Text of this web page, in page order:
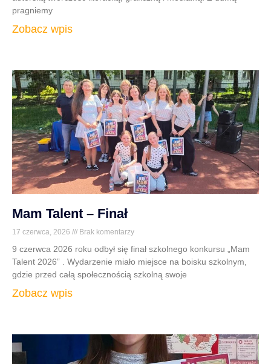
pragniemy
Zobacz wpis
Mam Talent – Finał
17 czerwca, 2026 Brak komentarzy
9 czerwca 2026 roku odbył się finał szkolnego konkursu „Mam
Talent 2026” . Wydarzenie miało miejsce na boisku szkolnym,
gdzie przed całą społecznością szkolną swoje
Zobacz wpis